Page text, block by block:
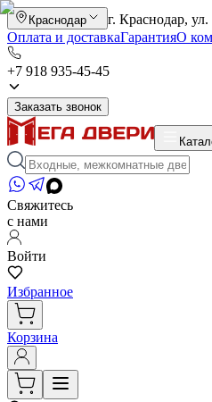
Краснодар
г. Краснодар,
Оплата и доставкаГарантияО
+7 918 935-45-45
Заказать звонок
Свяжитесь
с нами
Войти
Избранное
Корзина